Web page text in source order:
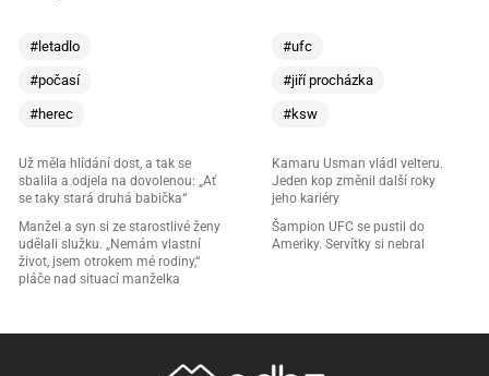
#letadlo
#počasí
#herec
Už měla hlídání dost, a tak se
sbalila a odjela na dovolenou: „Ať
se taky stará druhá babička“
Manžel a syn si ze starostlivé ženy
udělali služku. „Nemám vlastní
život, jsem otrokem mé rodiny,“
pláče nad situací manželka
#ufc
#jiří procházka
#ksw
Kamaru Usman vládl velteru.
Jeden kop změnil další roky
jeho kariéry
Šampion UFC se pustil do
Ameriky. Servítky si nebral